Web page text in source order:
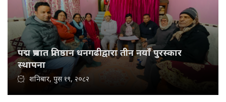
पद्म प्रभात प्रतिष्ठान धनगढीद्वारा तीन नयाँ पुरस्कार
स्थापना
शनिबार, पुस १९, २०८२